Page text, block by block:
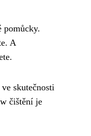
pomůcky.
A
skutečnosti
čištění je